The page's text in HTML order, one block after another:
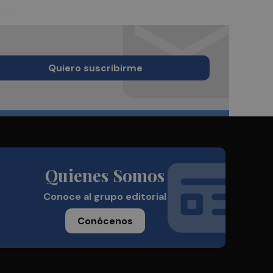
Quiero suscribirme
Quienes Somos
Conoce al grupo editorial
Conócenos